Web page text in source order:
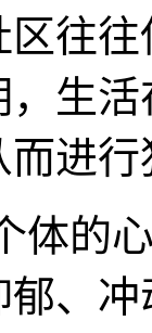
往
生
进
体的
、